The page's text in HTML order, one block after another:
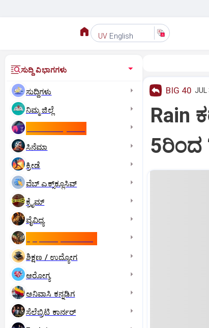
UV English
ಸುದ್ದಿ ವಿಭಾಗಗಳು
ಸುದ್ದಿಗಳು
ನಿಮ್ಮ ಜಿಲ್ಲೆ
ಸಿನೆಮಾ
ಕ್ರೀಡೆ
ವೆಬ್ ಎಕ್ಸ್‌ಕ್ಲೂಸಿವ್
ಕ್ರೈಮ್
ವೈವಿಧ್ಯ
ಶಿಕ್ಷಣ / ಉದ್ಯೋಗ
ಆರೋಗ್ಯ
ಅನಿವಾಸಿ ಕನ್ನಡಿಗ
ಸೆಲೆಬ್ರಿಟಿ ಕಾರ್ನರ್‌
BIG 40 JUL
Rain